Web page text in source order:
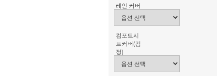
레인 커버
컴포트시
트커버(검
정)